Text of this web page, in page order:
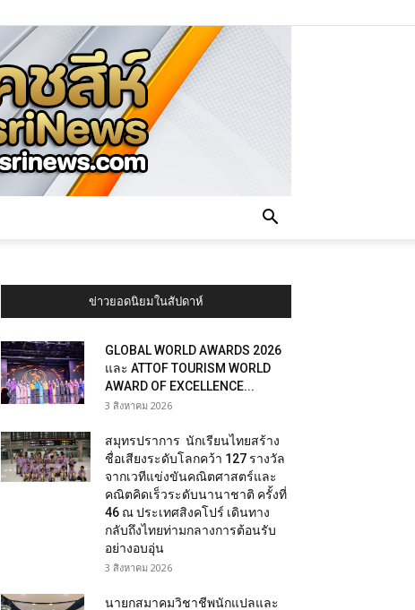
ข่าวยอดนิยมในสัปดาห์
GLOBAL WORLD AWARDS 2026
และ ATTOF TOURISM WORLD
AWARD OF EXCELLENCE...
3 สิงหาคม 2026
สมุทรปราการ นักเรียนไทยสร้าง
ชื่อเสียงระดับโลกคว้า 127 รางวัล
จากเวทีแข่งขันคณิตศาสตร์และ
คณิตคิดเร็วระดับนานาชาติ ครั้งที่
46 ณ ประเทศสิงคโปร์ เดินทาง
กลับถึงไทยท่ามกลางการต้อนรับ
อย่างอบอุ่น
3 สิงหาคม 2026
นายกสมาคมวิชาชีพนักแปลและ